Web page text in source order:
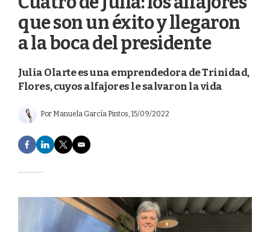
que son un éxito y llegaron
a la boca del presidente
Julia Olarte es una emprendedora de Trinidad,
Flores, cuyos alfajores le salvaron la vida
Por Manuela García Pintos, 15/09/2022
F
a
e
o
L
i
d
n
T
w
e
r
E
m